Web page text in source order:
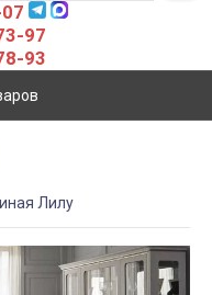
97
93
Лилу